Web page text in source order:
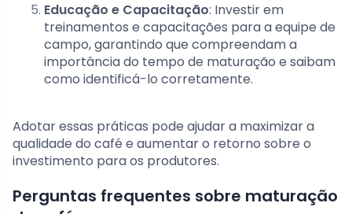
Educação e Capacitação: Investir em
treinamentos e capacitações para a equipe de
campo, garantindo que compreendam a
importância do tempo de maturação e saibam
como identificá-lo corretamente.
Adotar essas práticas pode ajudar a maximizar a
qualidade do café e aumentar o retorno sobre o
investimento para os produtores.
Perguntas frequentes sobre maturação